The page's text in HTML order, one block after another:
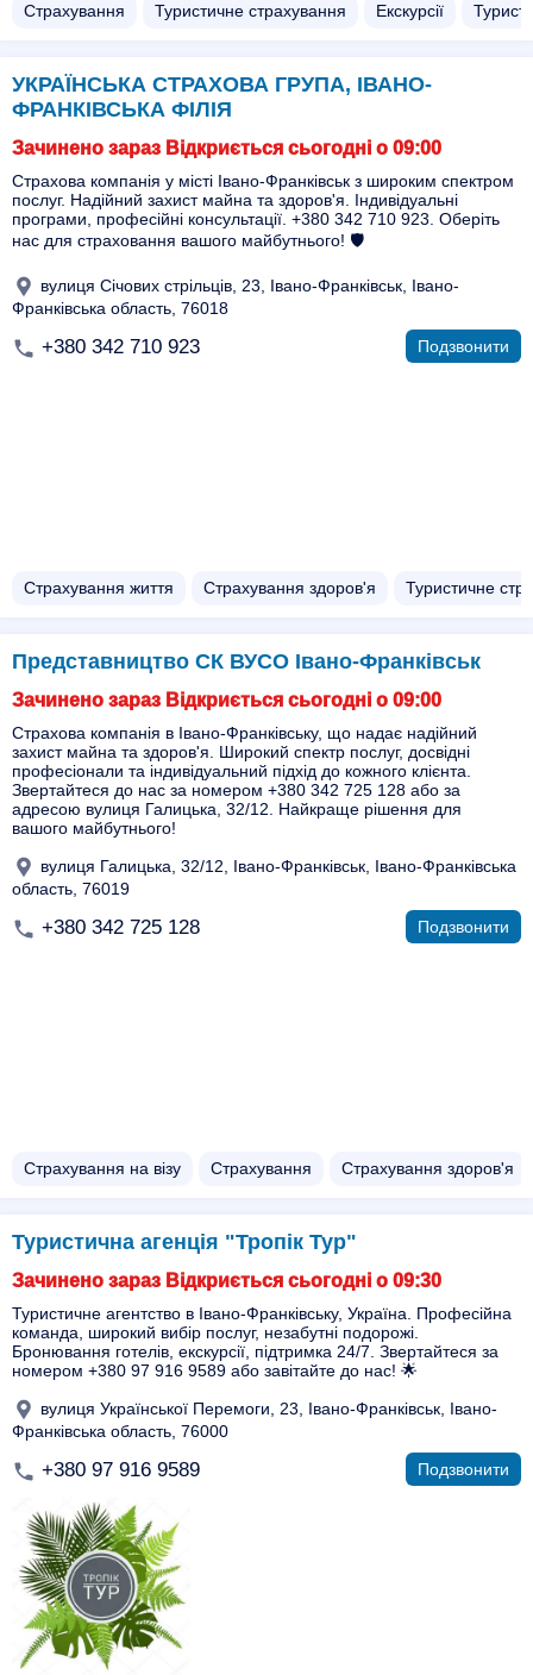
Страхування Туристичне страхування Екскурсії
УКРАЇНСЬКА СТРАХОВА ГРУПА, ІВАНО-
ФРАНКІВСЬКА ФІЛІЯ
Зачинено зараз Відкриється сьогодні о 09:00
Страхова компанія у місті Івано-Франківськ з широким спектром
послуг. Надійний захист майна та здоров'я. Індивідуальні
програми, професійні консультації. +380 342 710 923. Оберіть
нас для страховання вашого майбутнього! 🛡️
вулиця Січових стрільців, 23, Івано-Франківськ, Івано-
Франківська область, 76018
+380 342 710 923 Подзвонити
Страхування життя Страхування здоров'я Туристичне
Представництво СК ВУСО Івано-Франківськ
Зачинено зараз Відкриється сьогодні о 09:00
Страхова компанія в Івано-Франківську, що надає надійний
захист майна та здоров'я. Широкий спектр послуг, досвідні
професіонали та індивідуальний підхід до кожного клієнта.
Звертайтеся до нас за номером +380 342 725 128 або за
адресою вулиця Галицька, 32/12. Найкраще рішення для
вашого майбутнього!
вулиця Галицька, 32/12, Івано-Франківськ, Івано-Франківська
область, 76019
+380 342 725 128 Подзвонити
Страхування на візу Страхування Страхування здоров'я
Туристична агенція "Тропік Тур"
Зачинено зараз Відкриється сьогодні о 09:30
Туристичне агентство в Івано-Франківську, Україна. Професійна
команда, широкий вибір послуг, незабутні подорожі.
Бронювання готелів, екскурсії, підтримка 24/7. Звертайтеся за
номером +380 97 916 9589 або завітайте до нас! 🌟
вулиця Української Перемоги, 23, Івано-Франківськ, Івано-
Франківська область, 76000
+380 97 916 9589 Подзвонити